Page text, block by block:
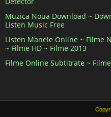
Muzica Noua Download ~
Listen Music Free
Listen Manele Online ~ Filme
~ Filme HD ~ Filme 2013
Filme Online Subtitrate ~